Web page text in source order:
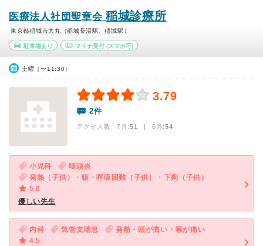
医療法人社団聖章会 稲城診療所
東京都稲城市大丸（稲城長沼駅、稲城駅）
駐車場あり マイナ受付(スマホ可)
土曜（〜11:30）
3.79
2件
アクセス数 7月:51 | 6月:54
小児科
咽頭炎
発熱（子供）・咳・呼吸困難（子供）・下痢（子供）
5.0
優しい先生
内科 気管支喘息
発熱・頭が痛い・喉が痛い
4.5